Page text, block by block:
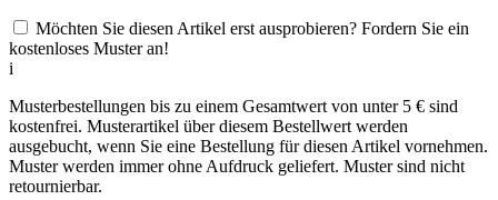
Möchten Sie diesen Artikel erst ausprobieren? Fordern Sie ein
kostenloses Muster an!
i
Musterbestellungen bis zu einem Gesamtwert von unter 5 € sind
kostenfrei. Musterartikel über diesem Bestellwert werden
ausgebucht, wenn Sie eine Bestellung für diesen Artikel vornehmen.
Muster werden immer ohne Aufdruck geliefert. Muster sind nicht
retournierbar.